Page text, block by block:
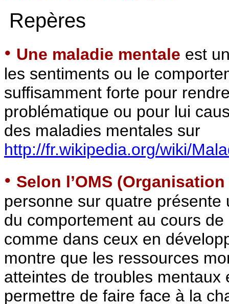
Repères
• Une maladie mentale est
les sentiments ou le
suffisamment forte pour
problématique ou pour lui
des maladies mentales sur
http://fr.wikipedia.org/wiki/
• Selon l’OMS
personne sur quatre
du comportement au cours
comme dans ceux en
montre que les ressources
atteintes de troubles
permettre de faire face à la